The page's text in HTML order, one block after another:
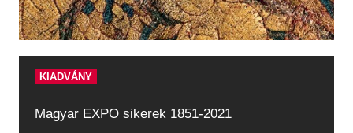
KIADVÁNY
Magyar EXPO sikerek 1851-2021